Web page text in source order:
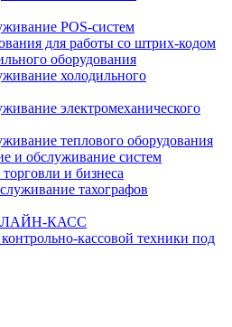
POS-систем
для работы со штрих-кодом
оборудования
холодильного
электромеханического
теплового оборудования
и обслуживание систем
и бизнеса
тахографов
КАСС
кассовой техники под